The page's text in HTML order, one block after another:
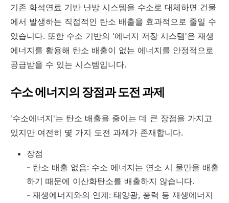
기존 화석연료 기반 난방 시스템을 수소로 대체하면 건물
에서 발생하는 직접적인 탄소 배출을 효과적으로 줄일 수
있습니다. 또한 수소 기반의 '에너지 저장 시스템'은 재생
에너지를 활용해 탄소 배출이 없는 에너지를 안정적으로
공급받을 수 있는 시스템입니다.
수소 에너지의 장점과 도전 과제
'수소에너지'는 탄소 배출을 줄이는 데 큰 장점을 가지고
있지만 여전히 몇 가지 도전 과제가 존재합니다.
장점
- 탄소 배출 없음: 수소 에너지는 연소 시 물만을 배출
하기 때문에 이산화탄소를 배출하지 않습니다.
- 재생에너지와의 연계: 태양광, 풍력 등 재생에너지